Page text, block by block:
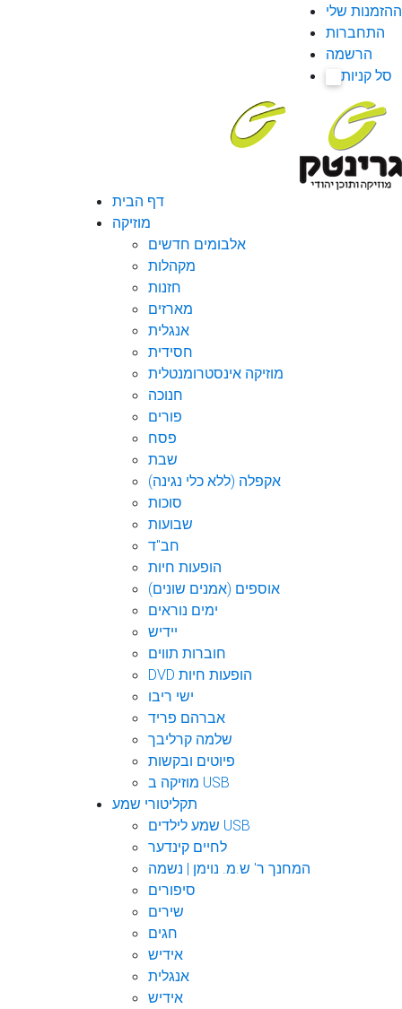
ההזמנות שלי
התחברות
הרשמה
סל קניות
דף הבית
מוזיקה
אלבומים חדשים
מקהלות
חזנות
מארזים
אנגלית
חסידית
מוזיקה אינסטרומנטלית
חנוכה
פורים
פסח
שבת
אקפלה (ללא כלי נגינה)
סוכות
שבועות
חב"ד
הופעות חיות
אוספים (אמנים שונים)
ימים נוראים
יידיש
חוברות תווים
DVD הופעות חיות
ישי ריבו
אברהם פריד
שלמה קרליבך
פיוטים ובקשות
מוזיקה ב USB
תקליטורי שמע
שמע לילדים USB
לחיים קינדער
המחנך ר' ש.מ. נוימן | נשמה
סיפורים
שירים
חגים
אידיש
אנגלית
אידיש